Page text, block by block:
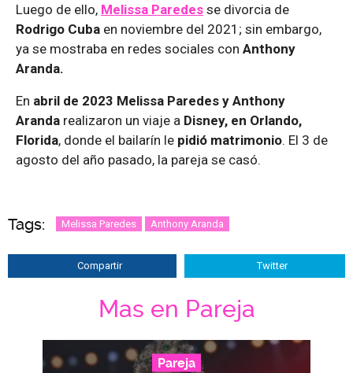
Luego de ello, Melissa Paredes se divorcia de
Rodrigo Cuba en noviembre del 2021; sin embargo,
ya se mostraba en redes sociales con Anthony
Aranda.
En abril de 2023 Melissa Paredes y Anthony
Aranda realizaron un viaje a Disney, en Orlando,
Florida, donde el bailarín le pidió matrimonio. El 3 de
agosto del año pasado, la pareja se casó.
Tags: Melissa Paredes Anthony Aranda
Compartir Twitter
Mas en Pareja
Pareja